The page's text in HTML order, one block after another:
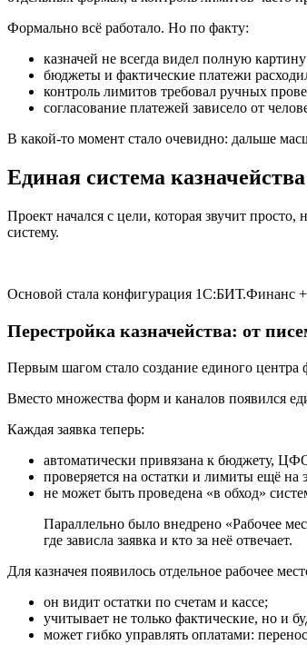
Формально всё работало. Но по факту:
казначей не всегда видел полную картину
бюджеты и фактические платежи
контроль лимитов требовал ручных
согласование платежей зависело от
В какой-то момент стало очевидно: дальше
Единая система
Проект начался с цели, которая звучит
систему.
Основой стала конфигурация 1С:БИТ.Финанс +
Перестройка казначейства: от
Первым шагом стало создание единого
Вместо множества форм и каналов появился
Каждая заявка теперь:
автоматически привязана к бюджету,
проверяется на остатки и лимиты ещё на
не может быть проведена «в обход»
Параллельно было внедрено «Рабочее
где зависла заявка и кто за неё отвечает.
Для казначея появилось отдельное рабочее
он видит остатки по счетам и кассе;
учитывает не только фактические, но и
может гибко управлять оплатами: